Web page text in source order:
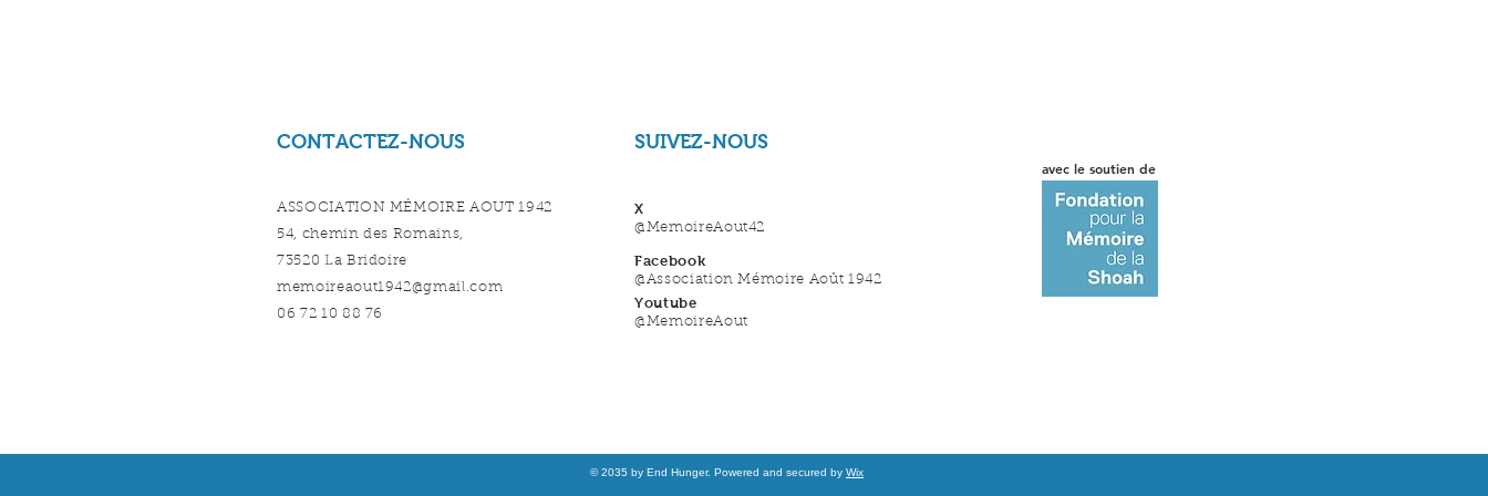
CONTACTEZ-NOUS SUIVEZ-NOUS
avec le soutien de
ASSOCIATION MÉMOIRE AOUT 1942
54, chemin des Romains,
73520 La Bridoire
memoireaout1942@gmail.com
‭06 72 10 88 76‬
X
@MemoireAout42
Youtube
@MemoireAout
Facebook
@Association Mémoire Août 1942
© 2035 by End Hunger. Powered and secured by Wix